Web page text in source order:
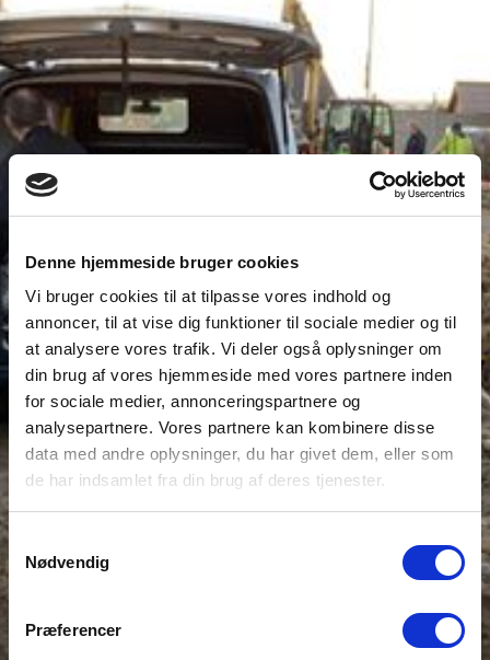
Denne hjemmeside bruger cookies
Vi bruger cookies til at tilpasse vores indhold og
annoncer, til at vise dig funktioner til sociale medier og til
at analysere vores trafik. Vi deler også oplysninger om
din brug af vores hjemmeside med vores partnere inden
for sociale medier, annonceringspartnere og
analysepartnere. Vores partnere kan kombinere disse
data med andre oplysninger, du har givet dem, eller som
de har indsamlet fra din brug af deres tjenester.
Samtykkevalg
Nødvendig
Præferencer